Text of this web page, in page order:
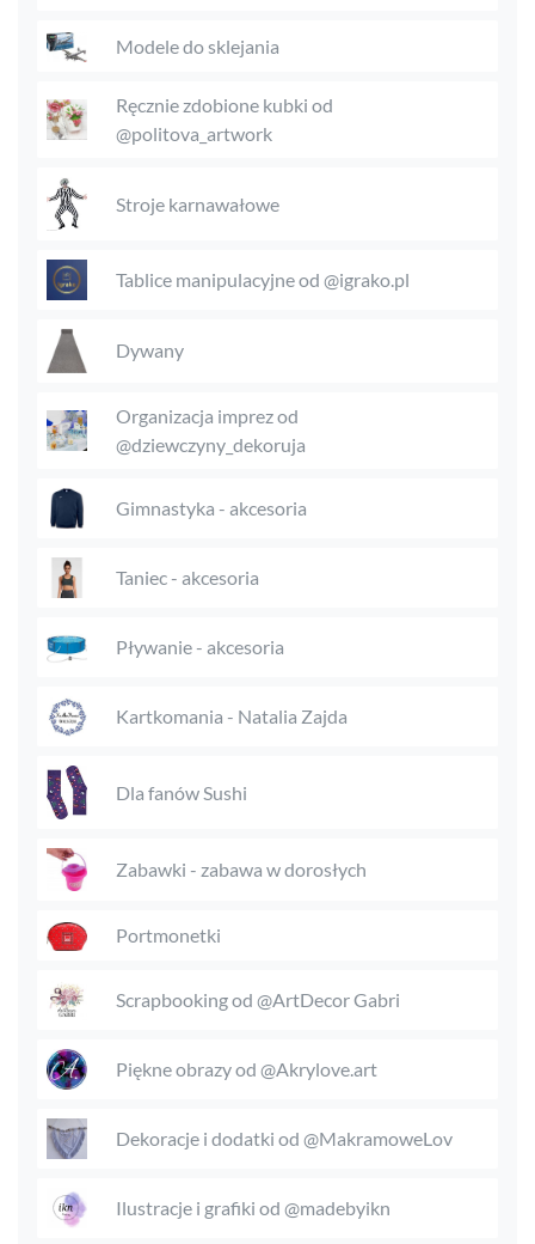
Modele do sklejania
Ręcznie zdobione kubki od
@politova_artwork
Stroje karnawałowe
Tablice manipulacyjne od @igrako.pl
Dywany
Organizacja imprez od
@dziewczyny_dekoruja
Gimnastyka - akcesoria
Taniec - akcesoria
Pływanie - akcesoria
Kartkomania - Natalia Zajda
Dla fanów Sushi
Zabawki - zabawa w dorosłych
Portmonetki
Scrapbooking od @ArtDecor Gabri
Piękne obrazy od @Akrylove.art
Dekoracje i dodatki od @MakramoweLov
Ilustracje i grafiki od @madebyikn